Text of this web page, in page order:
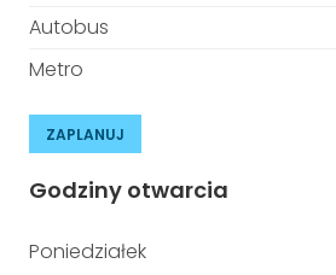
Autobus
Metro
ZAPLANUJ
Godziny otwarcia
Poniedziałek